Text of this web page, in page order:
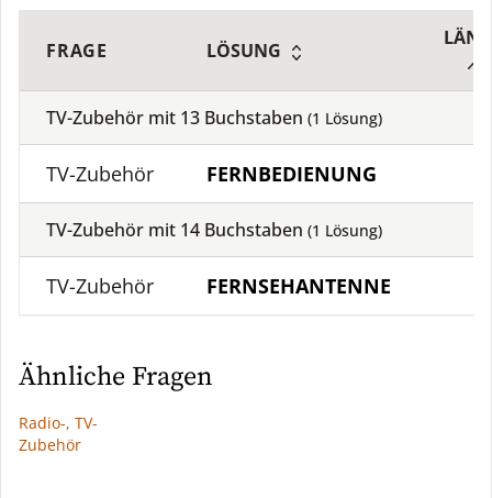
FRAGE LÖSUNG
TV-Zubehör mit 13 Buchstaben (1 Lösung)
TV-Zubehör FERNBEDIENUNG
TV-Zubehör mit 14 Buchstaben (1 Lösung)
TV-Zubehör FERNSEHANTENNE
Ähnliche Fragen
Radio-, TV-
Zubehör